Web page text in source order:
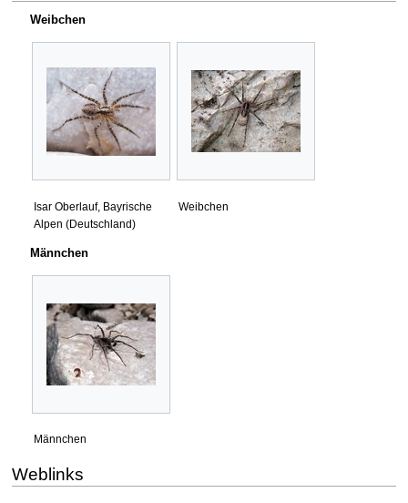
Weibchen
Isar Oberlauf, Bayrische
Alpen (Deutschland)
Weibchen
Männchen
Männchen
Weblinks